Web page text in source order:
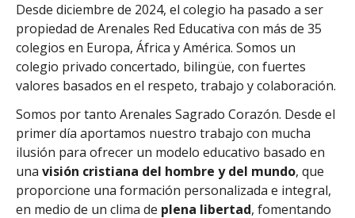
Desde diciembre de 2024, el colegio ha pasado a ser
propiedad de Arenales Red Educativa con más de 35
colegios en Europa, África y América. Somos un
colegio privado concertado, bilingüe, con fuertes
valores basados en el respeto, trabajo y colaboración.
Somos por tanto Arenales Sagrado Corazón. Desde el
primer día aportamos nuestro trabajo con mucha
ilusión para ofrecer un modelo educativo basado en
una visión cristiana del hombre y del mundo, que
proporcione una formación personalizada e integral,
en medio de un clima de plena libertad, fomentando